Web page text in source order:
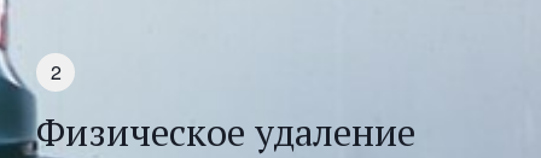
Физическое удаление